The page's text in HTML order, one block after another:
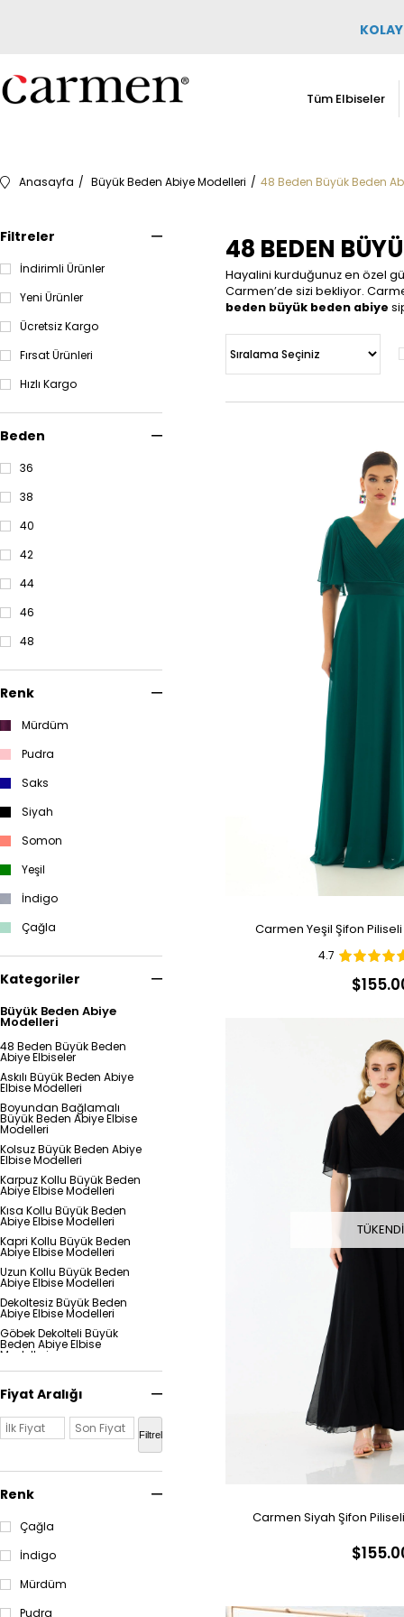
Tüm Elbiseler
Anasayfa Büyük Beden Abiye Modelleri 48 Beden Büyük Beden
Filtreler
İndirimli Ürünler
Yeni Ürünler
Ücretsiz Kargo
Fırsat Ürünleri
Hızlı Kargo
Beden
36
38
40
42
44
46
48
Renk
Mürdüm
Pudra
Saks
Siyah
Somon
Yeşil
İndigo
Çağla
Kategoriler
Büyük Beden Abiye
Modelleri
48 Beden Büyük Beden
Abiye Elbiseler
Askılı Büyük Beden Abiye
Elbise Modelleri
Boyundan Bağlamalı
Büyük Beden Abiye Elbise
Modelleri
Kolsuz Büyük Beden Abiye
Elbise Modelleri
Karpuz Kollu Büyük Beden
Abiye Elbise Modelleri
Kısa Kollu Büyük Beden
Abiye Elbise Modelleri
Kapri Kollu Büyük Beden
Abiye Elbise Modelleri
Uzun Kollu Büyük Beden
Abiye Elbise Modelleri
Dekoltesiz Büyük Beden
Abiye Elbise Modelleri
Göbek Dekolteli Büyük
Beden Abiye Elbise
Modelleri
Göğüs Dekolteli Büyük
Beden Abiye Elbise
Modelleri
Omuz Dekolteli Büyük
Beden Abiye Elbise
Modelleri
Abiye Elbise Modelleri
Yırtmaçlı Büyük Beden
Abiye Elbise Modelleri
Çiçekli Büyük Beden Abiye
Elbiseleri
Desenli Büyük Beden
Abiye Elbiseleri
Taşlı Büyük Beden Abiye
Elbiseleri
Straplez Büyük Beden
Fiyat Aralığı
Filtrele
Renk
Çağla
İndigo
Mürdüm
Pudra
48 BEDEN
Hayalini kurduğunuz en özel
Carmen’de sizi bekliyor.
beden büyük beden abiye
Carmen Yeşil Şifon
4.7
TÜKENDI
Carmen Siyah Şifon